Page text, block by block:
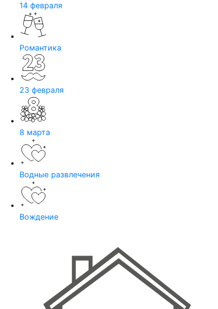
14 февраля
Романтика
23 февраля
8 марта
Водные развлечения
Вождение